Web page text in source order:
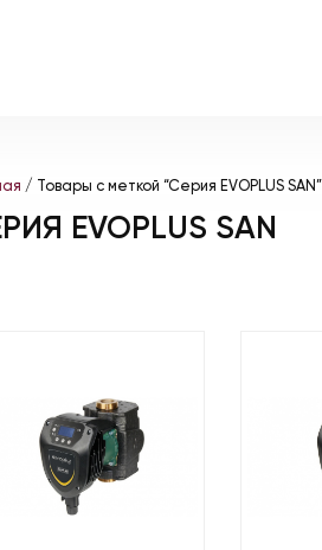
/ Товары с меткой “Серия EVOPLUS SAN”
EVOPLUS SAN